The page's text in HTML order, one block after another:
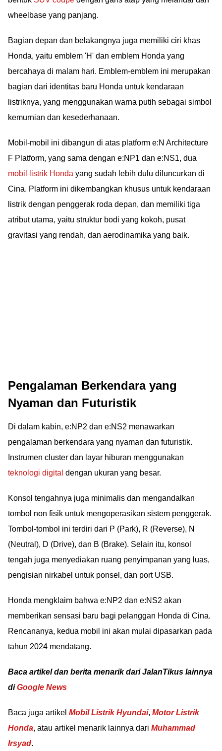
wheelbase yang panjang.
Bagian depan dan belakangnya juga memiliki ciri khas
Honda, yaitu emblem 'H' dan emblem Honda yang
bercahaya di malam hari. Emblem-emblem ini merupakan
bagian dari identitas baru Honda untuk kendaraan
listriknya, yang menggunakan warna putih sebagai simbol
kemurnian dan kesederhanaan.
Mobil-mobil ini dibangun di atas platform e:N Architecture
F Platform, yang sama dengan e:NP1 dan e:NS1, dua
mobil listrik Honda yang sudah lebih dulu diluncurkan di
Cina. Platform ini dikembangkan khusus untuk kendaraan
listrik dengan penggerak roda depan, dan memiliki tiga
atribut utama, yaitu struktur bodi yang kokoh, pusat
gravitasi yang rendah, dan aerodinamika yang baik.
Pengalaman Berkendara yang
Nyaman dan Futuristik
Di dalam kabin, e:NP2 dan e:NS2 menawarkan
pengalaman berkendara yang nyaman dan futuristik.
Instrumen cluster dan layar hiburan menggunakan
teknologi digital dengan ukuran yang besar.
Konsol tengahnya juga minimalis dan mengandalkan
tombol non fisik untuk mengoperasikan sistem penggerak.
Tombol-tombol ini terdiri dari P (Park), R (Reverse), N
(Neutral), D (Drive), dan B (Brake). Selain itu, konsol
tengah juga menyediakan ruang penyimpanan yang luas,
pengisian nirkabel untuk ponsel, dan port USB.
Honda mengklaim bahwa e:NP2 dan e:NS2 akan
memberikan sensasi baru bagi pelanggan Honda di Cina.
Rencananya, kedua mobil ini akan mulai dipasarkan pada
tahun 2024 mendatang.
Baca artikel dan berita menarik dari JalanTikus lainnya
diGoogle News
Baca juga artikel Mobil Listrik Hyundai, Motor Listrik
Honda, atau artikel menarik lainnya dari Muhammad
Irsyad.